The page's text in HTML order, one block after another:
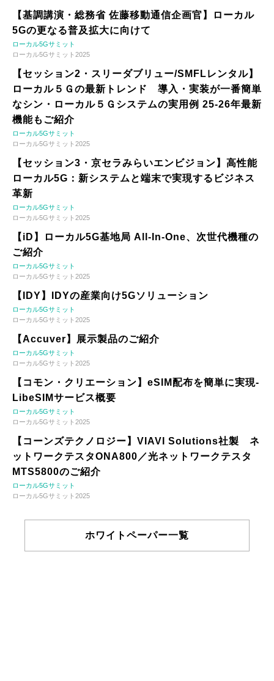
【基調講演・総務省 佐藤移動通信企画官】ローカル
5Gの更なる普及拡大に向けて
ローカル5Gサミット
ローカル5Gサミット2025
【セッション2・スリーダブリュー/SMFLレンタル】
ローカル５Ｇの最新トレンド 導入・実装が一番簡単
なシン・ローカル５Ｇシステムの実用例 25-26年最新
機能もご紹介
ローカル5Gサミット
ローカル5Gサミット2025
【セッション3・京セラみらいエンビジョン】高性能
ローカル5G：新システムと端末で実現するビジネス
革新
ローカル5Gサミット
ローカル5Gサミット2025
【iD】ローカル5G基地局 All-In-One、次世代機種の
ご紹介
ローカル5Gサミット
ローカル5Gサミット2025
【IDY】IDYの産業向け5Gソリューション
ローカル5Gサミット
ローカル5Gサミット2025
【Accuver】展示製品のご紹介
ローカル5Gサミット
ローカル5Gサミット2025
【コモン・クリエーション】eSIM配布を簡単に実現-
LibeSIMサービス概要
ローカル5Gサミット
ローカル5Gサミット2025
【コーンズテクノロジー】VIAVI Solutions社製 ネ
ットワークテスタONA800／光ネットワークテスタ
MTS5800のご紹介
ローカル5Gサミット
ローカル5Gサミット2025
ホワイトペーパー一覧